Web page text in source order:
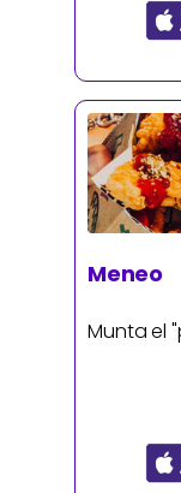
Meneo
Munta el